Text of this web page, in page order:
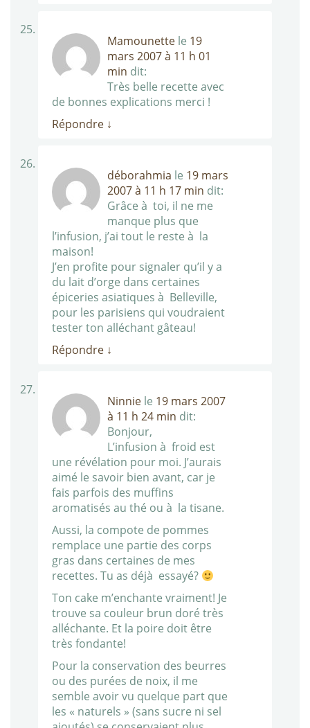
Mamounette le 19
mars 2007 à 11 h 01
min dit:
Très belle recette avec
de bonnes explications merci !
Répondre ↓
déborahmia le 19 mars
2007 à 11 h 17 min dit:
Grâce à toi, il ne me
manque plus que
l’infusion, j’ai tout le reste à la
maison!
J’en profite pour signaler qu’il y a
du lait d’orge dans certaines
épiceries asiatiques à Belleville,
pour les parisiens qui voudraient
tester ton alléchant gâteau!
Répondre ↓
Ninnie le 19 mars 2007
à 11 h 24 min dit:
Bonjour,
L’infusion à froid est
une révélation pour moi. J’aurais
aimé le savoir bien avant, car je
fais parfois des muffins
aromatisés au thé ou à la tisane.
Aussi, la compote de pommes
remplace une partie des corps
gras dans certaines de mes
recettes. Tu as déjà essayé?
Ton cake m’enchante vraiment! Je
trouve sa couleur brun doré très
alléchante. Et la poire doit être
très fondante!
Pour la conservation des beurres
ou des purées de noix, il me
semble avoir vu quelque part que
les « naturels » (sans sucre ni sel